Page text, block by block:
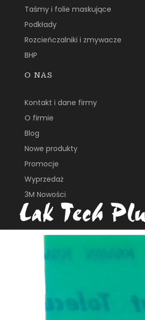
Taśmy i folie maskujące
Podkłady
Rozcieńczalniki i zmywacze
BHP
O NAS
Kontakt i dane firmy
O firmie
Blog
Nowe produkty
Promocje
Wyprzedaż
3M Nowości
ul. Płochocińska 113B
03-044, Warszawa
e_biuro@laktech.pl
+ 48 501 737 002